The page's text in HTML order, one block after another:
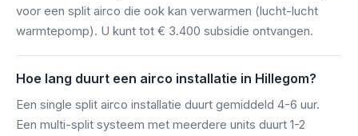
voor een split airco die ook kan verwarmen (lucht-lucht
warmtepomp). U kunt tot € 3.400 subsidie ontvangen.
Hoe lang duurt een airco installatie in Hillegom?
Een single split airco installatie duurt gemiddeld 4-6 uur.
Een multi-split systeem met meerdere units duurt 1-2